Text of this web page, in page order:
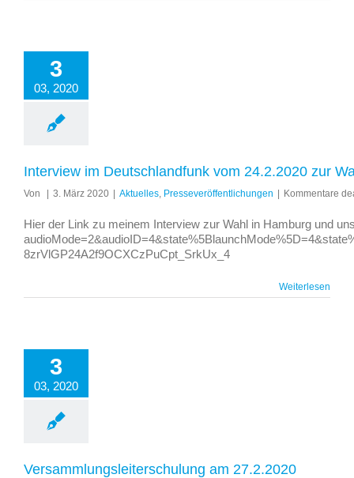
3
03, 2020
Interview im Deutschlandfunk vom 24.2.2020 zur
Von 3. März 2020 Aktuelles, Presseveröffentlichungen Kommentare
Hier der Link zu meinem Interview zur Wahl in Hamburg und
8zrVlGP24A2f9OCXCzPuCpt_SrkUx_4
Weiterlesen
3
03, 2020
Versammlungsleiterschulung am 27.2.2020